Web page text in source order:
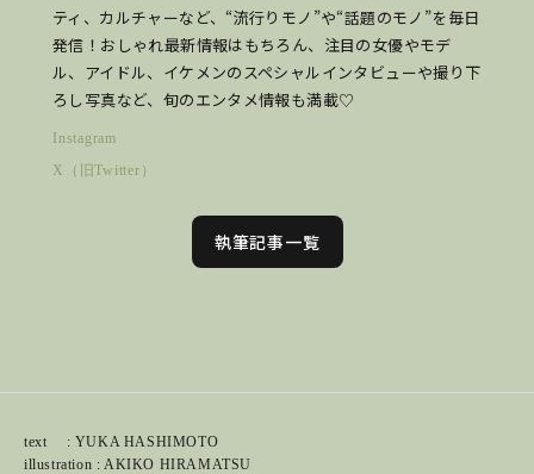
ティ、カルチャーなど、“流行りモノ”や“話題のモノ”を毎日
発信！おしゃれ最新情報はもちろん、注目の女優やモデ
ル、アイドル、イケメンのスペシャルインタビューや撮り下
ろし写真など、旬のエンタメ情報も満載♡
Instagram
X（旧Twitter）
執筆記事一覧
text : YUKA HASHIMOTO
illustration : AKIKO HIRAMATSU